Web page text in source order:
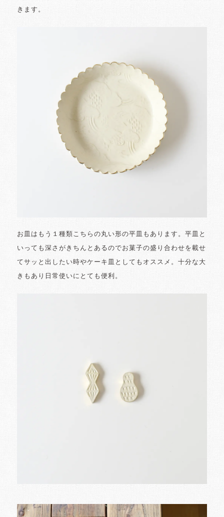
きます。
お皿はもう１種類こちらの丸い形の平皿もあります。平皿と
いっても深さがきちんとあるのでお菓子の盛り合わせを載せ
てサッと出したい時やケーキ皿としてもオススメ。十分な大
きもあり日常使いにとても便利。